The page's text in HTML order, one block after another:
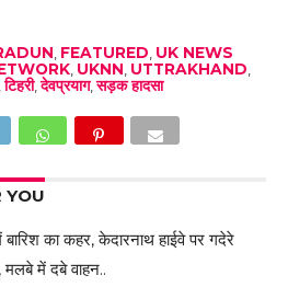
, FEATURED, UK NEWS
, UKNN, UTTRAKHAND,
टिहरी,देवप्रयाग,सड़क हादसा
YOU
का कहर, केदारनाथ हाईवे पर गदेरे
मलबे में दबे वाहन..